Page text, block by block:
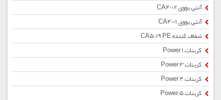
آنتی یووی CA4002
آنتی یووی CA4001
شفاف کننده CA5019 PE
کربنات Power 1
کربنات Power 3
کربنات Power 4
کربنات Power 5